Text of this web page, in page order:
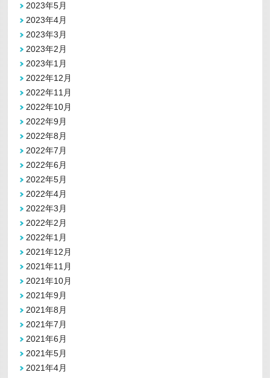
2023年5月
2023年4月
2023年3月
2023年2月
2023年1月
2022年12月
2022年11月
2022年10月
2022年9月
2022年8月
2022年7月
2022年6月
2022年5月
2022年4月
2022年3月
2022年2月
2022年1月
2021年12月
2021年11月
2021年10月
2021年9月
2021年8月
2021年7月
2021年6月
2021年5月
2021年4月